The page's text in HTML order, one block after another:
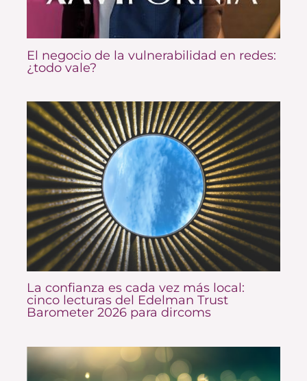
El negocio de la vulnerabilidad en redes:
¿todo vale?
La confianza es cada vez más local:
cinco lecturas del Edelman Trust
Barometer 2026 para dircoms